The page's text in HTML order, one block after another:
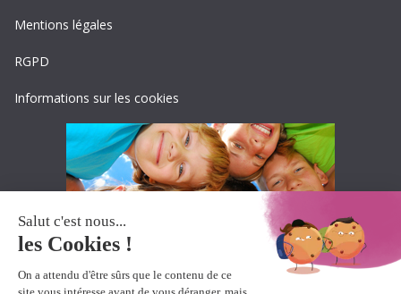
Mentions légales
RGPD
Informations sur les cookies